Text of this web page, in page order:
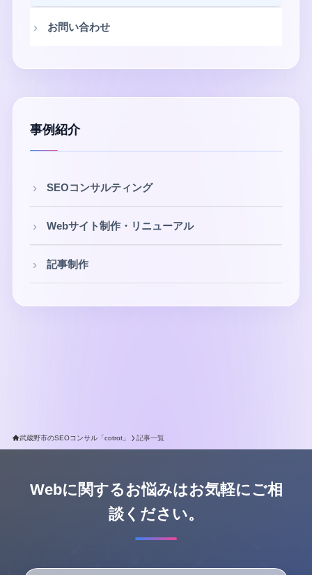
お問い合わせ
事例紹介
SEOコンサルティング
Webサイト制作・リニューアル
記事制作
武蔵野市のSEOコンサル「cotrot」 記事一覧
Webに関するお悩みはお気軽にご相
談ください。